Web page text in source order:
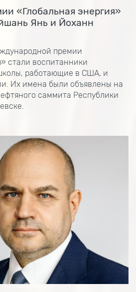
«Глобальная энергия»
Янь и Йоханн
премии
стали воспитанники
работающие в США, и
Их имена были объявлены на
саммита Республики